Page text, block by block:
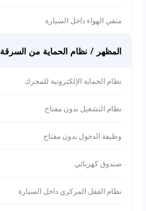
منقي الهواء داخل السيارة
المظهر / نظام الحماية من السرقة
نظام الحماية الإلكترونية للمحرك
نظام التشغيل بدون مفتاح
وظيفة الدخول بدون مفتاح
صندوق كهربائي
نظام القفل المركزي داخل السيارة